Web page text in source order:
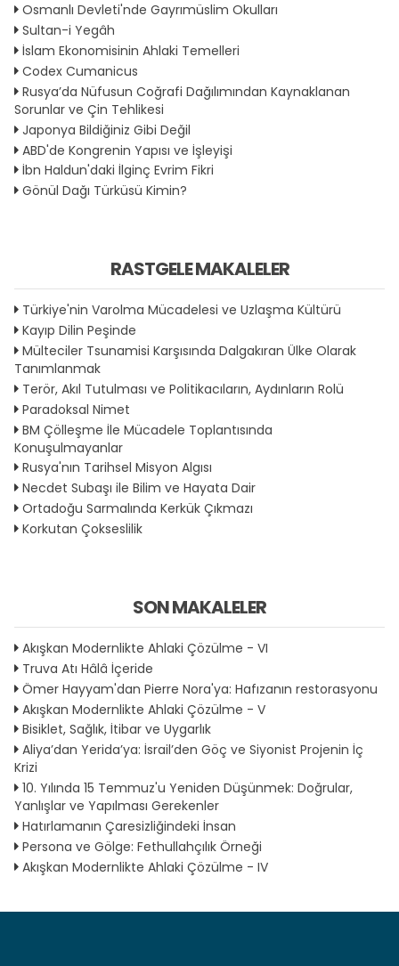
Osmanlı Devleti'nde Gayrımüslim Okulları
Sultan-i Yegâh
İslam Ekonomisinin Ahlaki Temelleri
Codex Cumanicus
Rusya’da Nüfusun Coğrafi Dağılımından Kaynaklanan
Sorunlar ve Çin Tehlikesi
Japonya Bildiğiniz Gibi Değil
ABD'de Kongrenin Yapısı ve İşleyişi
İbn Haldun'daki İlginç Evrim Fikri
Gönül Dağı Türküsü Kimin?
RASTGELE MAKALELER
Türkiye'nin Varolma Mücadelesi ve Uzlaşma Kültürü
Kayıp Dilin Peşinde
Mülteciler Tsunamisi Karşısında Dalgakıran Ülke Olarak
Tanımlanmak
Terör, Akıl Tutulması ve Politikacıların, Aydınların Rolü
Paradoksal Nimet
BM Çölleşme İle Mücadele Toplantısında
Konuşulmayanlar
Rusya'nın Tarihsel Misyon Algısı
Necdet Subaşı ile Bilim ve Hayata Dair
Ortadoğu Sarmalında Kerkük Çıkmazı
Korkutan Çokseslilik
SON MAKALELER
Akışkan Modernlikte Ahlaki Çözülme - VI
Truva Atı Hâlâ İçeride
Ömer Hayyam'dan Pierre Nora'ya: Hafızanın restorasyonu
Akışkan Modernlikte Ahlaki Çözülme - V
Bisiklet, Sağlık, İtibar ve Uygarlık
Aliya’dan Yerida’ya: İsrail’den Göç ve Siyonist Projenin İç
Krizi
10. Yılında 15 Temmuz'u Yeniden Düşünmek: Doğrular,
Yanlışlar ve Yapılması Gerekenler
Hatırlamanın Çaresizliğindeki İnsan
Persona ve Gölge: Fethullahçılık Örneği
Akışkan Modernlikte Ahlaki Çözülme - IV